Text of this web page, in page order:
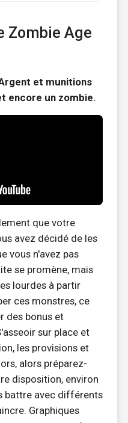
Zombie Age
et munitions
encore un zombie.
que votre
avez décidé de les
vous n'avez pas
se promène, mais
lourdes à partir
ces monstres, ce
des bonus et
sur place et
les provisions et
alors préparez-
disposition, environ
battre avec différents
Graphiques